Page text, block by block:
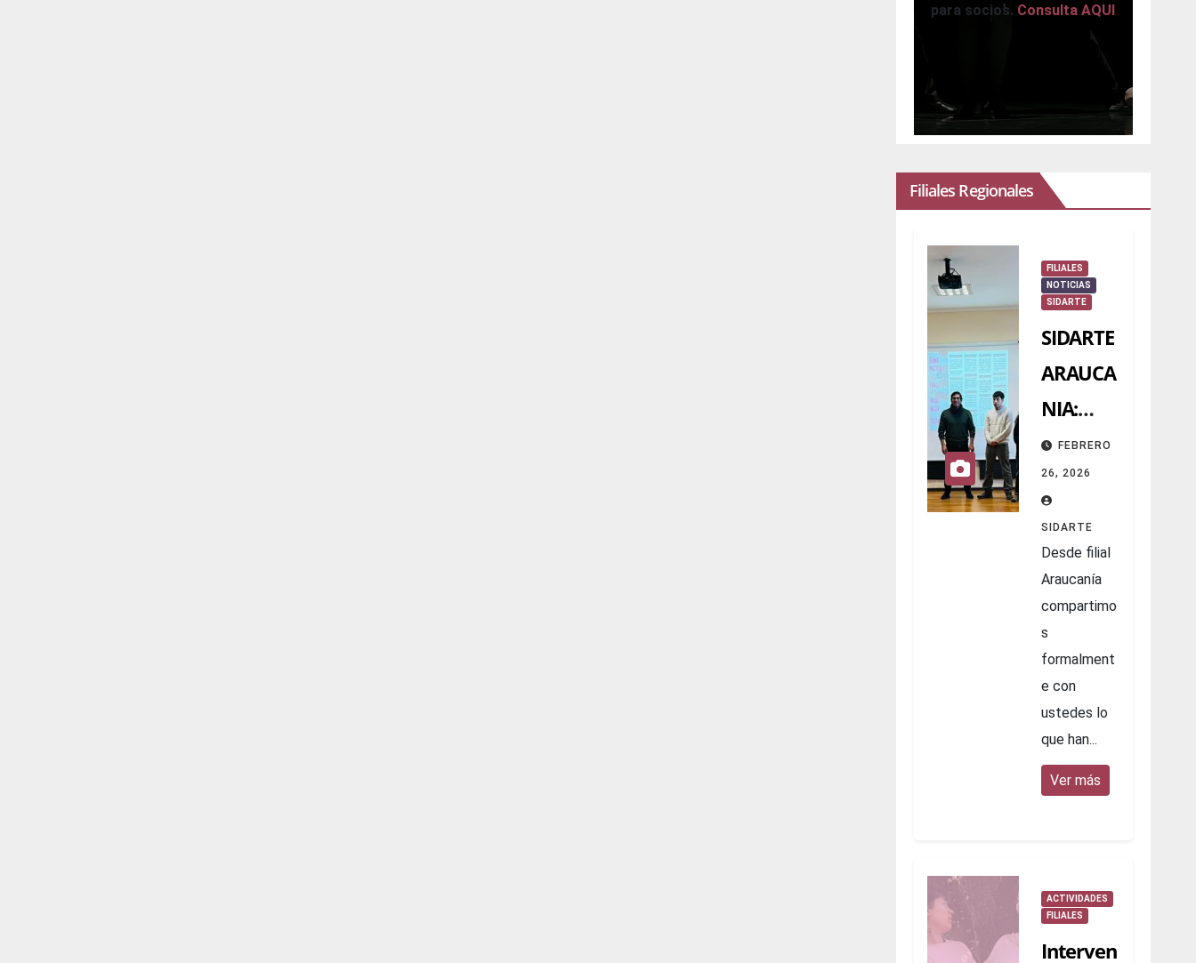
para socios. Consulta AQUI
Filiales Regionales
FILIALES
NOTICIAS
SIDARTE
SIDARTE
ARAUCA
NIA:
RESUME
N 2025
FEBRERO
26, 2026
SIDARTE
Desde filial
Araucanía
compartimo
s
formalment
e con
ustedes lo
que han...
Ver más
ACTIVIDADES
FILIALES
Interven